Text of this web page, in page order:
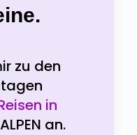
zu den
in
an.